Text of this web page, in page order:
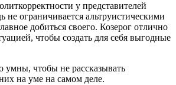
у представителей
не ограничивается альтруистическими
добиться своего. Козерог отлично
чтобы создать для себя выгодные
умны, чтобы не рассказывать
на уме на самом деле.